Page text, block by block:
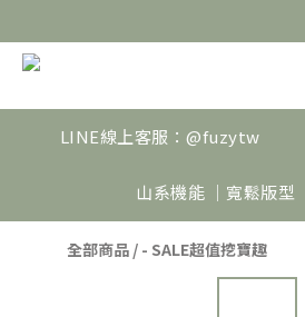
LINE線上客服：@fuzytw
山系機能 ｜寬鬆版型
全部商品 / - SALE超值挖寶趣